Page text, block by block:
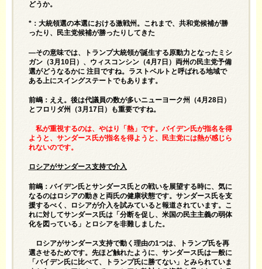
どうか。
*：大統領選の本選における激戦州。これまで、共和党候補が勝
ったり、民主党候補が勝ったりしてきた
—その意味では、トランプ大統領が誕生する原動力となったミシ
ガン（3月10日）、ウィスコンシン（4月7日）両州の民主党予備
選がどうなるかに 注目ですね。ラストベルトと呼ばれる地域で
ある上にスイングステートでもあります。
前嶋：ええ。後は代議員の数が多いニューヨーク州（4月28日）
とフロリダ州（3月17日）も重要ですね。
私が重視するのは、やはり「熱」です。バイデン氏が指名を得
ようと、サンダース氏が指名を得ようと、民主党には熱が感じら
れないのです。
ロシアがサンダース支持で介入
前嶋：バイデン氏とサンダース氏との戦いを展望する時に、気に
なるのはロシアの動きと両氏の健康状態です。サンダース氏を支
援するべく、ロシアが介入を試みていると報道されています。こ
れに対してサンダース氏は「分断を促し、米国の民主主義の弱体
化を図っている」とロシアを非難しました。
ロシアがサンダース支持で動く理由の1つは、トランプ氏を再
選させるためです。先ほど触れたように、サンダース氏は一般に
「バイデン氏に比べて、トランプ氏に勝てない」とみられていま